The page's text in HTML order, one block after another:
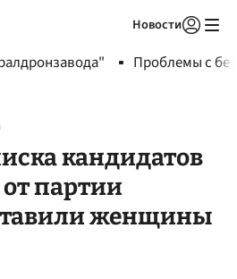
Новости
Проблемы с
кандидатов
партии
женщины